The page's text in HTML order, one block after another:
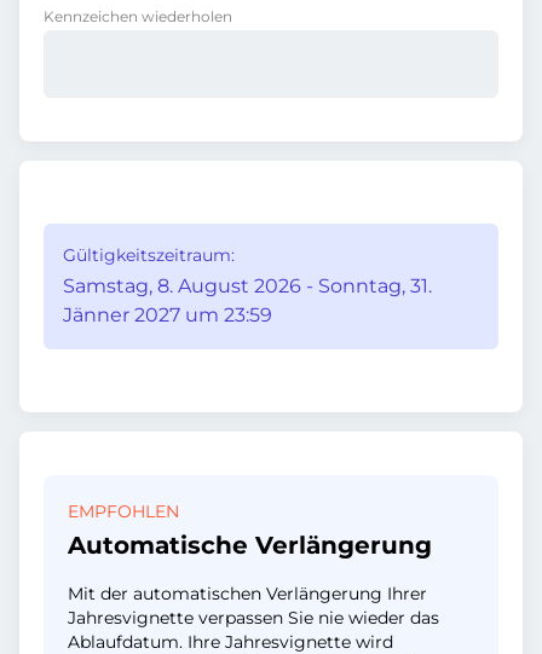
Kennzeichen wiederholen
Gültigkeitszeitraum:
Samstag, 8. August 2026 - Sonntag, 31.
Jänner 2027 um 23:59
EMPFOHLEN
Automatische Verlängerung
Mit der automatischen Verlängerung Ihrer
Jahresvignette verpassen Sie nie wieder das
Ablaufdatum. Ihre Jahresvignette wird